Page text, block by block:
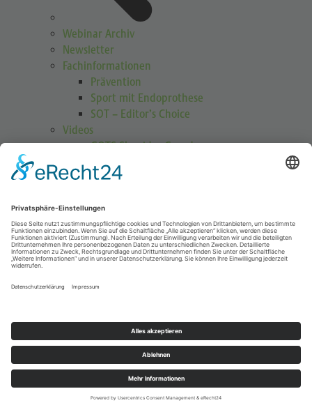
Webinar Archiv
Newsletter
Fachinformationen
Prävention
Sport mit Endoprothese
SOT – Editor’s Choice
Videos
GOTS Shoulder Guard
Schulterübungen
Höhenmedizin
Publikationen
Publikationen
Journal Sports Orthopaedics and Traumatology